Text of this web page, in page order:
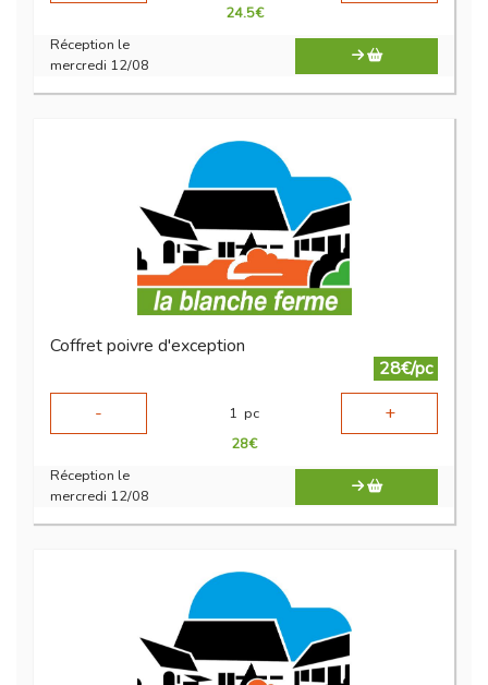
24.5€
Réception le
mercredi 12/08
Coffret poivre d'exception
28€/pc
-
1 pc +
28€
Réception le
mercredi 12/08